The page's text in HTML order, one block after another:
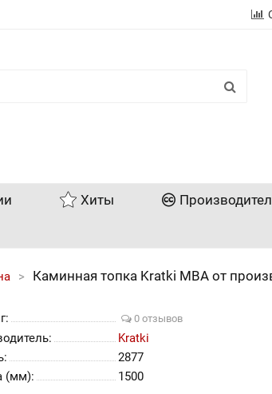
Хиты
Каминная топка Kratki MBA от
0 отзывов
Kratki
2877
(мм):
1500